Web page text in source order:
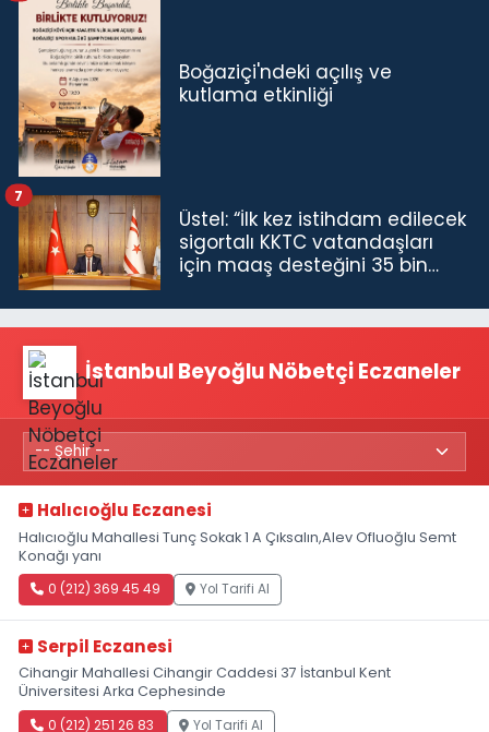
Boğaziçi'ndeki açılış ve
kutlama etkinliği
Üstel: “İlk kez istihdam edilecek
sigortalı KKTC vatandaşları
için maaş desteğini 35 bin
7
İstanbul Beyoğlu Nöbetçi Eczaneler
Halıcıoğlu Eczanesi
Halıcıoğlu Mahallesi Tunç Sokak 1 A Çıksalın,Alev Ofluoğlu Semt
Konağı yanı
0 (212) 369 45 49 Yol Tarifi Al
Serpil Eczanesi
Cihangir Mahallesi Cihangir Caddesi 37 İstanbul Kent
Üniversitesi Arka Cephesinde
0 (212) 251 26 83 Yol Tarifi Al